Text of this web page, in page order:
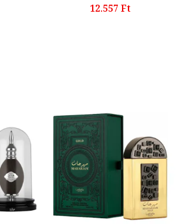
12.557 Ft